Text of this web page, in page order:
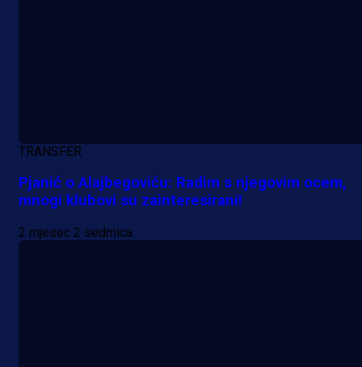
TRANSFER
Pjanić o Alajbegoviću: Radim s njegovim ocem,
mnogi klubovi su zainteresirani!
2 mjesec 2 sedmica